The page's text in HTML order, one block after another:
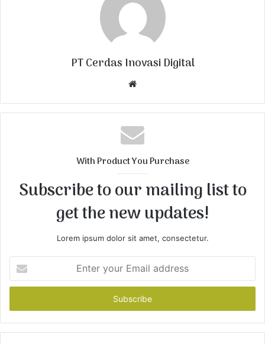
PT Cerdas Inovasi Digital
b
s
i
With Product You Purchase
Subscribe to our mailing list to
get the new updates!
Lorem ipsum dolor sit amet, consectetur.
t
r
y